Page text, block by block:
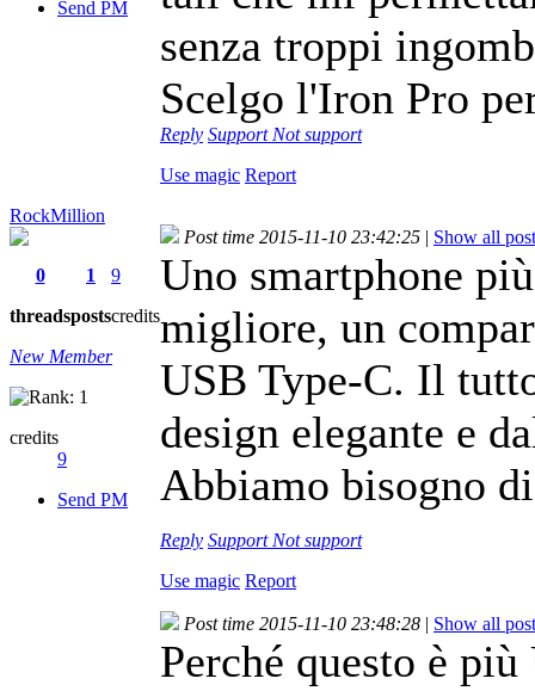
Send PM
senza troppi
Scelgo l'Iron Pro
Reply Support Not support
Use magic Report
RockMillion
0
threads
1
posts
9
credits
New Member
credits
9
Send PM
Post time 2015-11-10 23:42:25 | Show all
Uno smartphone
migliore, un
USB Type-C. Il
design elegante e
Abbiamo bisogno
Reply Support Not support
Use magic Report
Post time 2015-11-10 23:48:28 | Show all
Perché questo è